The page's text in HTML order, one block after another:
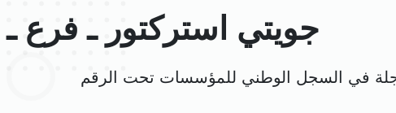
جويتي استركتور ـ فرع ـ
في السجل الوطني للمؤسسات تحت الرقم